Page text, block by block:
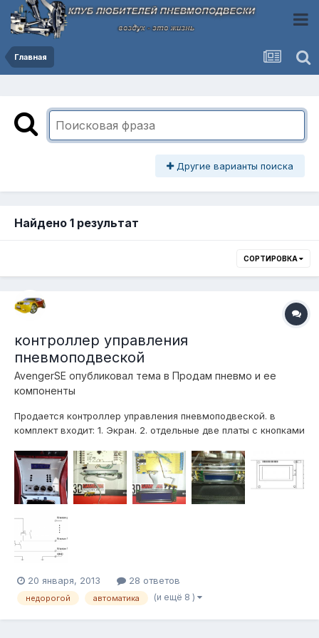
Главная
Другие варианты поиска
Найдено 1 результат
СОРТИРОВКА
контроллер управления
пневмоподвеской
AvengerSE опубликовал тема в Продам пневмо и ее
компоненты
Продается контроллер управления пневмоподвеской. в
комплект входит: 1. Экран. 2. отдельные две платы с кнопками
процессором. Все соединяется шлейфами ( входят в
комплект) 4. Пять датчиков давления Данные на компьютер
при...
20 января, 2013 28 ответов
недорогой автоматика (и ещё 8 )